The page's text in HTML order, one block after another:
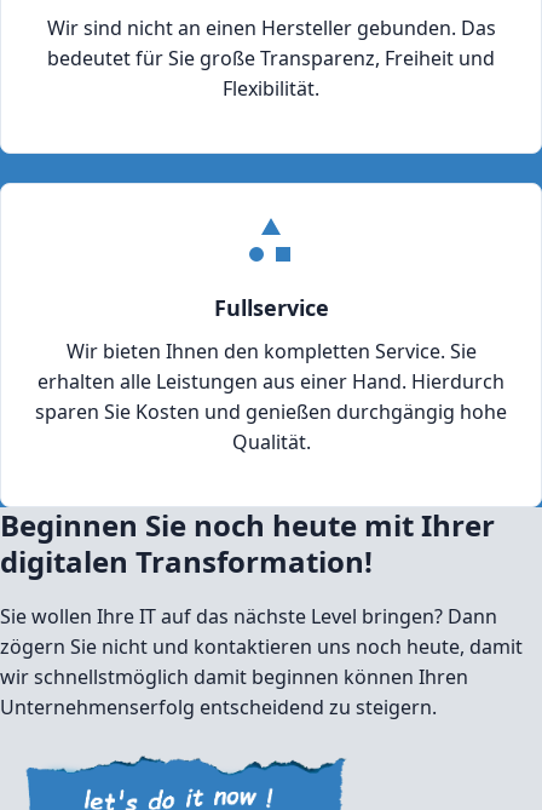
Wir sind nicht an einen Hersteller gebunden. Das
bedeutet für Sie große Transparenz, Freiheit und
Flexibilität.
Fullservice
Wir bieten Ihnen den kompletten Service. Sie
erhalten alle Leistungen aus einer Hand. Hierdurch
sparen Sie Kosten und genießen durchgängig hohe
Qualität.
Beginnen Sie noch heute mit Ihrer
digitalen Transformation!
Sie wollen Ihre IT auf das nächste Level bringen? Dann
zögern Sie nicht und kontaktieren uns noch heute, damit
wir schnellstmöglich damit beginnen können Ihren
Unternehmenserfolg entscheidend zu steigern.